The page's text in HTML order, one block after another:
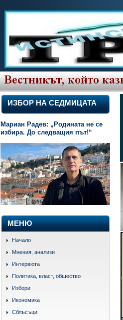
ИЗБОР НА СЕДМИЦАТА
Мариан Радев: „Родината не се
избира. До следващия път!“
МЕНЮ
Начало
Мнения, анализи
Интервюта
Политика, власт, общество
Избори
Икономика
Сблъсъци